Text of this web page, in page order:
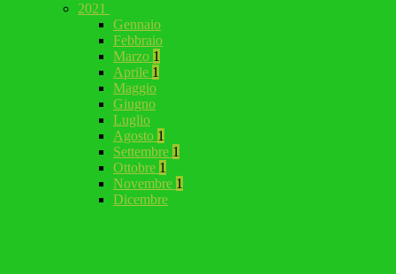
2021
Gennaio
Febbraio
Marzo 1
Aprile 1
Maggio
Giugno
Luglio
Agosto 1
Settembre 1
Ottobre 1
Novembre 1
Dicembre